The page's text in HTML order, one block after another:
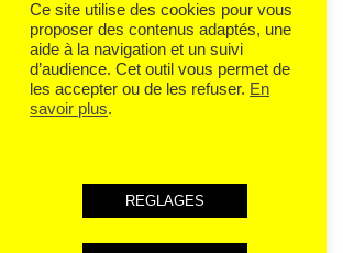
Ce site utilise des cookies pour vous
proposer des contenus adaptés, une
aide à la navigation et un suivi
d’audience. Cet outil vous permet de
les accepter ou de les refuser. En
savoir plus.
REGLAGES